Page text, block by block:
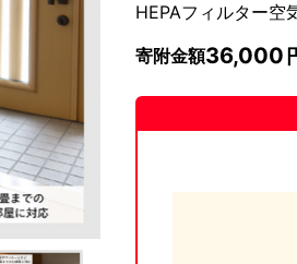
HEPAフィルター空
寄附金額36,000